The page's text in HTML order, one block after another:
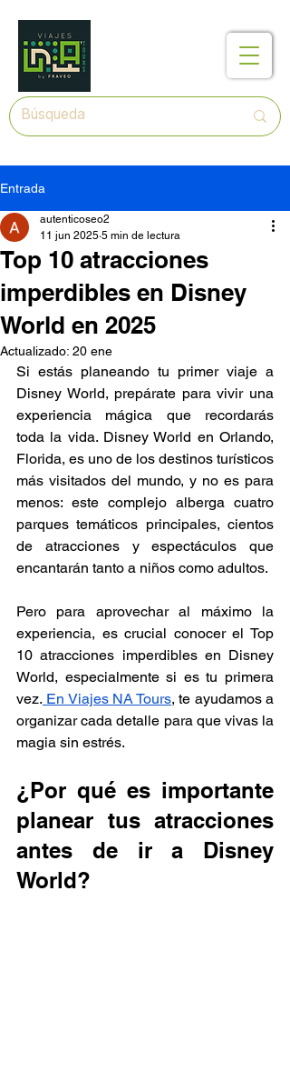
Entrada
Top 10 atracciones
imperdibles en Disney
World en 2025
autenticoseo2
11 jun 2025 5 min de lectura
Actualizado: 20 ene
Si estás planeando tu primer viaje a
Disney World, prepárate para vivir una
experiencia mágica que recordarás
toda la vida. Disney World en Orlando,
Florida, es uno de los destinos turísticos
más visitados del mundo, y no es para
menos: este complejo alberga cuatro
parques temáticos principales, cientos
de atracciones y espectáculos que
encantarán tanto a niños como adultos.
Pero para aprovechar al máximo la
experiencia, es crucial conocer el Top
10 atracciones imperdibles en Disney
World, especialmente si es tu primera
vez. En Viajes NA Tours, te ayudamos a
organizar cada detalle para que vivas la
magia sin estrés.
¿Por qué es importante
planear tus atracciones
antes de ir a Disney
World?